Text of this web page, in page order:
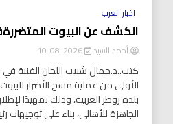
اخبار العرب
الكشف عن البيوت
أحمد السيد 2026-08-10
كتب..د.جمال شبيب اللجان الفنية
الأولى من عملية مسح الأضرار
بلدة زوطر الغربية، وذلك تمهيدًا
الجاهزة للأهالي، بناء على